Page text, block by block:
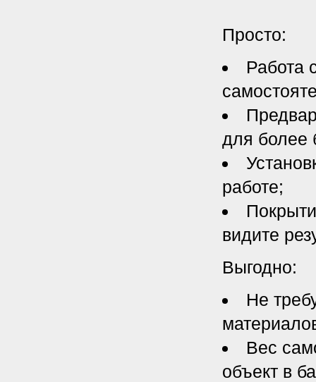
Просто:
Работа
для более
работе;
видите
Выгодно:
Не
Вес
объект в